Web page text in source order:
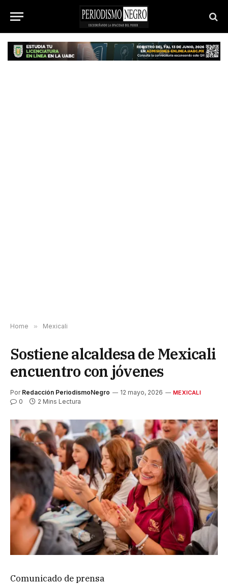
Home » Mexicali
Sostiene alcaldesa de Mexicali
encuentro con jóvenes
Por Redacción PeriodismoNegro 12 mayo, 2026 MEXICALI
0 2 Mins Lectura
Comunicado de prensa